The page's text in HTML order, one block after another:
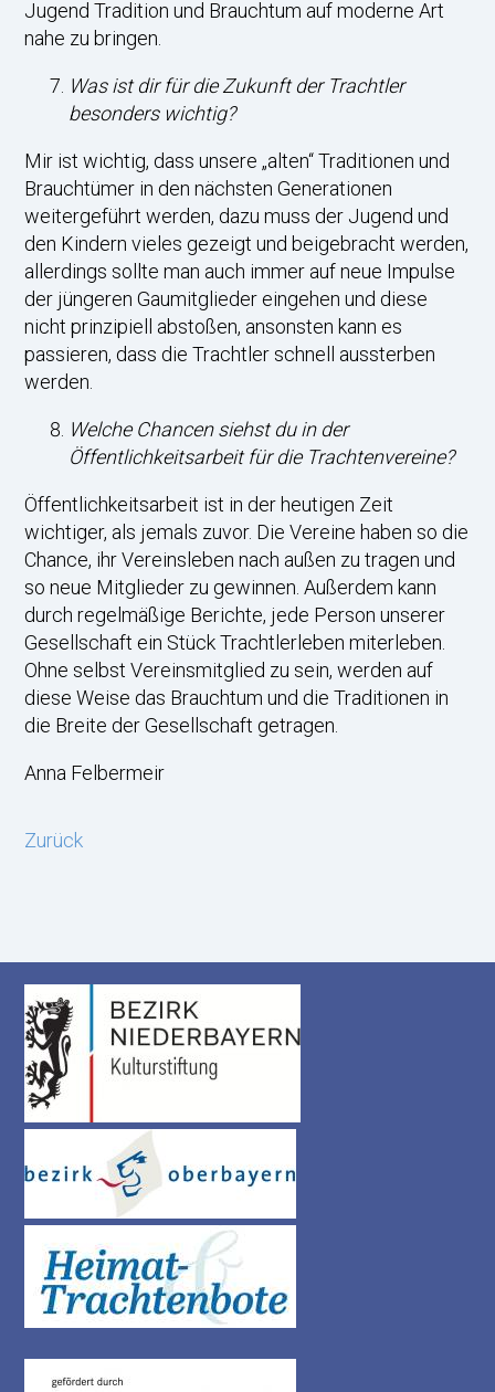
Jugend Tradition und Brauchtum auf moderne Art
nahe zu bringen.
Was ist dir für die Zukunft der Trachtler
besonders wichtig?
Mir ist wichtig, dass unsere „alten“ Traditionen und
Brauchtümer in den nächsten Generationen
weitergeführt werden, dazu muss der Jugend und
den Kindern vieles gezeigt und beigebracht werden,
allerdings sollte man auch immer auf neue Impulse
der jüngeren Gaumitglieder eingehen und diese
nicht prinzipiell abstoßen, ansonsten kann es
passieren, dass die Trachtler schnell aussterben
werden.
Welche Chancen siehst du in der
Öffentlichkeitsarbeit für die Trachtenvereine?
Öffentlichkeitsarbeit ist in der heutigen Zeit
wichtiger, als jemals zuvor. Die Vereine haben so die
Chance, ihr Vereinsleben nach außen zu tragen und
so neue Mitglieder zu gewinnen. Außerdem kann
durch regelmäßige Berichte, jede Person unserer
Gesellschaft ein Stück Trachtlerleben miterleben.
Ohne selbst Vereinsmitglied zu sein, werden auf
diese Weise das Brauchtum und die Traditionen in
die Breite der Gesellschaft getragen.
Anna Felbermeir
Zurück